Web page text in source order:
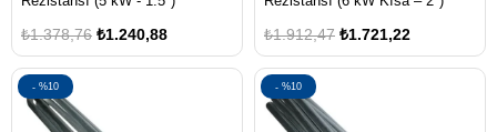
₺1.240,88
₺1.378,76 ₺1.721,22
₺1.912,47
%10 %10